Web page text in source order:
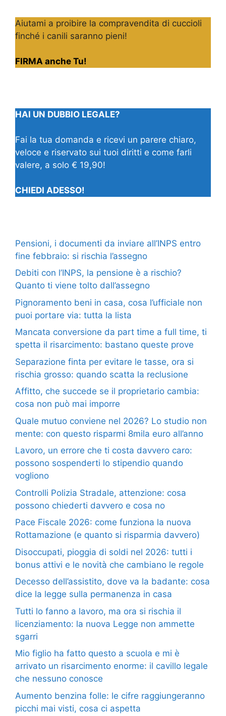
Aiutami a proibire la compravendita di cuccioli
finché i canili saranno pieni!
FIRMA anche Tu!
HAI UN DUBBIO LEGALE?
Fai la tua domanda e ricevi un parere chiaro,
veloce e riservato sui tuoi diritti e come farli
valere, a solo € 19,90!
CHIEDI ADESSO!
Pensioni, i documenti da inviare all’INPS entro
fine febbraio: si rischia l’assegno
Debiti con l’INPS, la pensione è a rischio?
Quanto ti viene tolto dall’assegno
Pignoramento beni in casa, cosa l’ufficiale non
puoi portare via: tutta la lista
Mancata conversione da part time a full time, ti
spetta il risarcimento: bastano queste prove
Separazione finta per evitare le tasse, ora si
rischia grosso: quando scatta la reclusione
Affitto, che succede se il proprietario cambia:
cosa non può mai imporre
Quale mutuo conviene nel 2026? Lo studio non
mente: con questo risparmi 8mila euro all’anno
Lavoro, un errore che ti costa davvero caro:
possono sospenderti lo stipendio quando
vogliono
Controlli Polizia Stradale, attenzione: cosa
possono chiederti davvero e cosa no
Pace Fiscale 2026: come funziona la nuova
Rottamazione (e quanto si risparmia davvero)
Disoccupati, pioggia di soldi nel 2026: tutti i
bonus attivi e le novità che cambiano le regole
Decesso dell’assistito, dove va la badante: cosa
dice la legge sulla permanenza in casa
Tutti lo fanno a lavoro, ma ora si rischia il
licenziamento: la nuova Legge non ammette
sgarri
Mio figlio ha fatto questo a scuola e mi è
arrivato un risarcimento enorme: il cavillo legale
che nessuno conosce
Aumento benzina folle: le cifre raggiungeranno
picchi mai visti, cosa ci aspetta